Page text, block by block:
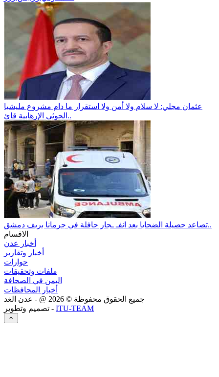
عثمان مجلي: لا سلام ولا أمن ولا استقرار ما دام مشروع مليشيا
الحوثي الإرهابية قائ..
تصاعد حصيلة الضحايا بعد انفـ ـجار حافلة في جرمانا بريف دمشق..
الاقسام
أخبار عدن
أخبار وتقارير
حوارات
ملفات وتحقيقات
اليمن في الصحافة
أخبار المحافظات
جميع الحقوق محفوظة © 2026 @ - عدن الغد
تصميم وتطوير - ITU-TEAM